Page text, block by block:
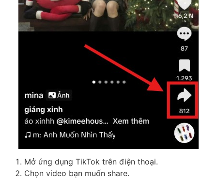
Mở ứng dụng TikTok trên điện thoại.
Chọn video bạn muốn share.